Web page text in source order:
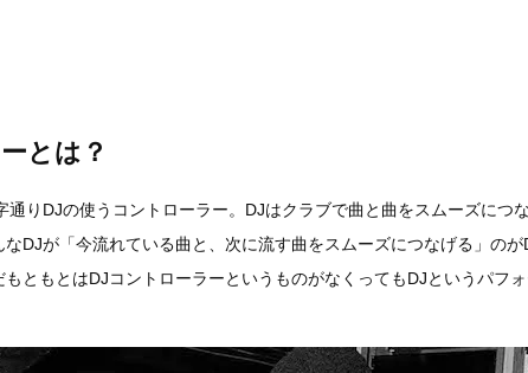
とは？
通りDJの使うコントローラー。DJはクラブで曲と曲をスムーズにつ
なDJが「今流れている曲と、次に流す曲をスムーズにつなげる」のが
ともとはDJコントローラーというものがなくってもDJというパフ